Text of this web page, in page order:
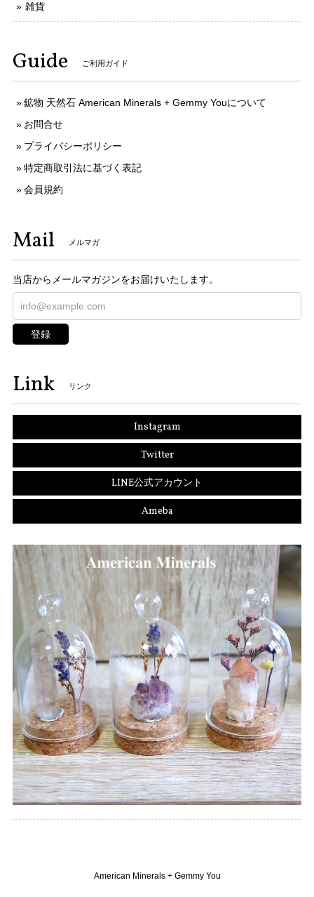
雑貨
Guide ご利用ガイド
鉱物 天然石 American Minerals + Gemmy Youについて
お問合せ
プライバシーポリシー
特定商取引法に基づく表記
会員規約
Mail メルマガ
当店からメールマガジンをお届けいたします。
登録
Link リンク
Instagram
Twitter
LINE公式アカウント
Ameba
American Minerals + Gemmy You